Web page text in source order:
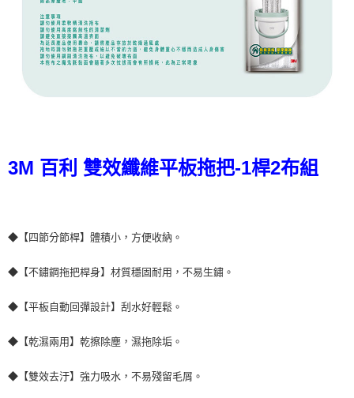
3M 百利 雙效纖維平板拖把-1桿2布組
◆【四節分節桿】體積小，方便收納。
◆【不鏽鋼拖把桿身】材質穩固耐用，不易生鏽。
◆【平板自動回彈設計】刮水好輕鬆。
◆【乾濕兩用】乾擦除塵，濕拖除垢。
◆【雙效去汙】強力吸水，不易殘留毛屑。